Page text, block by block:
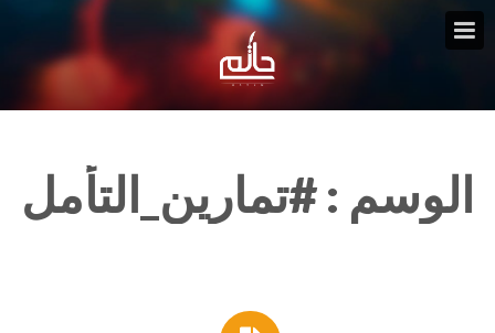
الوسم :#تمارين_التأمل